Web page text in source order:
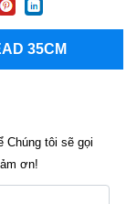
35CM
Chúng tôi sẽ gọi
ơn!